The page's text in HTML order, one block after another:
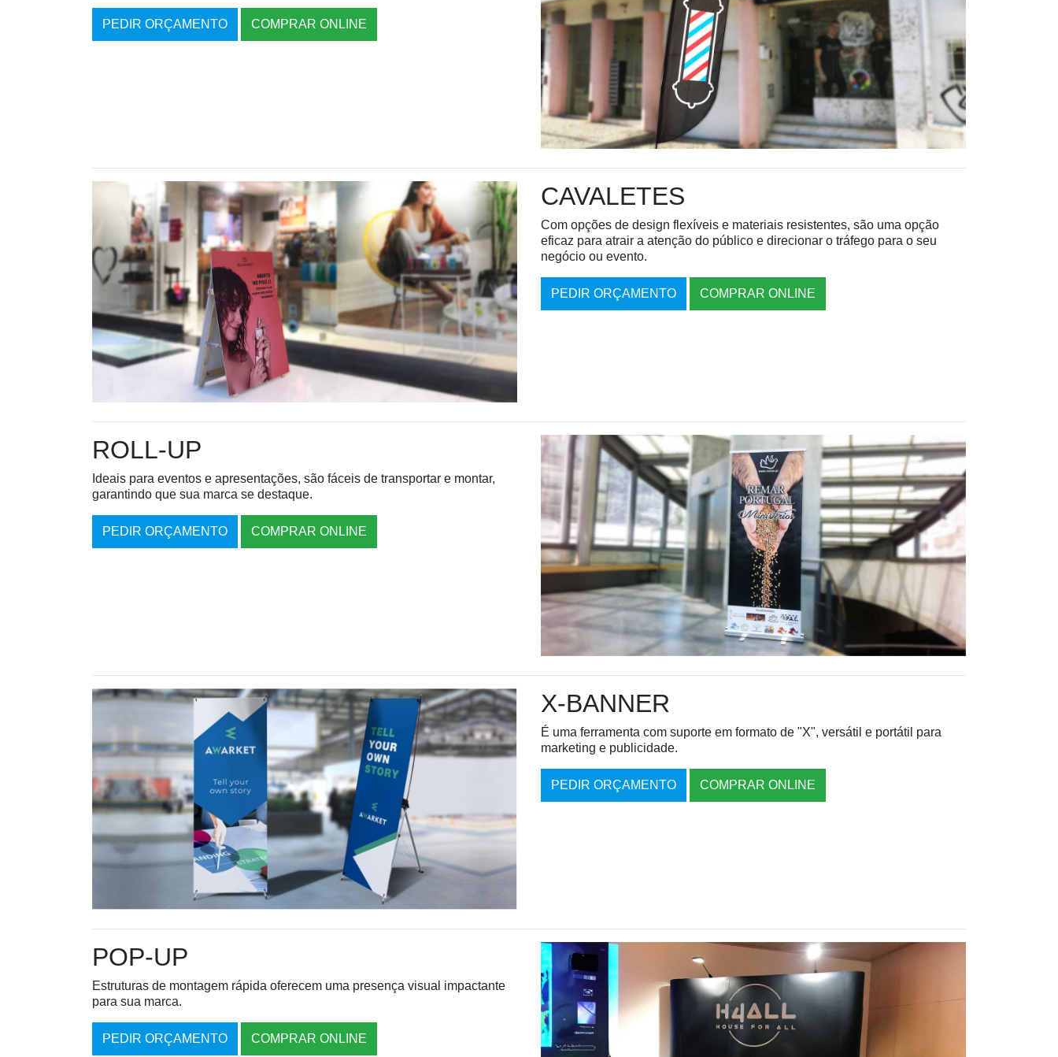
PEDIR ORÇAMENTO COMPRAR ONLINE
CAVALETES
Com opções de design flexíveis e materiais resistentes, são uma opção
eficaz para atrair a atenção do público e direcionar o tráfego para o seu
negócio ou evento.
PEDIR ORÇAMENTO COMPRAR ONLINE
ROLL-UP
Ideais para eventos e apresentações, são fáceis de transportar e montar,
garantindo que sua marca se destaque.
PEDIR ORÇAMENTO COMPRAR ONLINE
X-BANNER
É uma ferramenta com suporte em formato de "X", versátil e portátil para
marketing e publicidade.
PEDIR ORÇAMENTO COMPRAR ONLINE
POP-UP
Estruturas de montagem rápida oferecem uma presença visual impactante
para sua marca.
PEDIR ORÇAMENTO COMPRAR ONLINE